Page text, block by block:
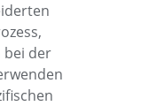
bei der